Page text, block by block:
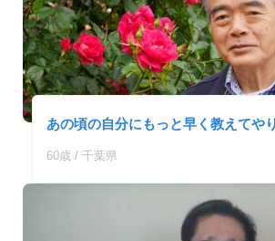
あの頃の自分にもっと早く教えてや
60歳 / 千葉県